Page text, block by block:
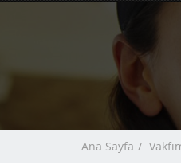
Ana Sayfa